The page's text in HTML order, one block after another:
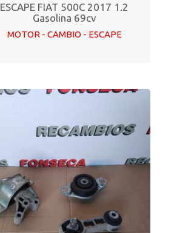
ESCAPE FIAT 500C 2017 1.2
Gasolina 69cv
MOTOR - CAMBIO - ESCAPE